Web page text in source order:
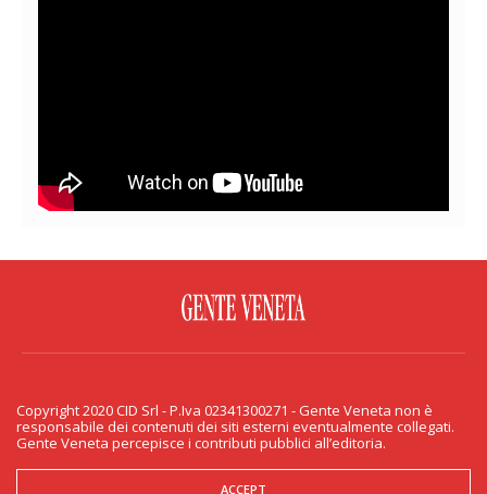
PRIVACY & COOKIE
Copyright 2020 CID Srl - P.Iva 02341300271 - Gente Veneta non è responsabile
dei contenuti dei siti esterni eventualmente collegati. Gente Veneta percepisce
i contributi pubblici all’editoria.
Copyright 2020 CID Srl - P.Iva 02341300271 - Gente Veneta non è
responsabile dei contenuti dei siti esterni eventualmente collegati.
Gente Veneta percepisce i contributi pubblici all’editoria.
ACCEPT